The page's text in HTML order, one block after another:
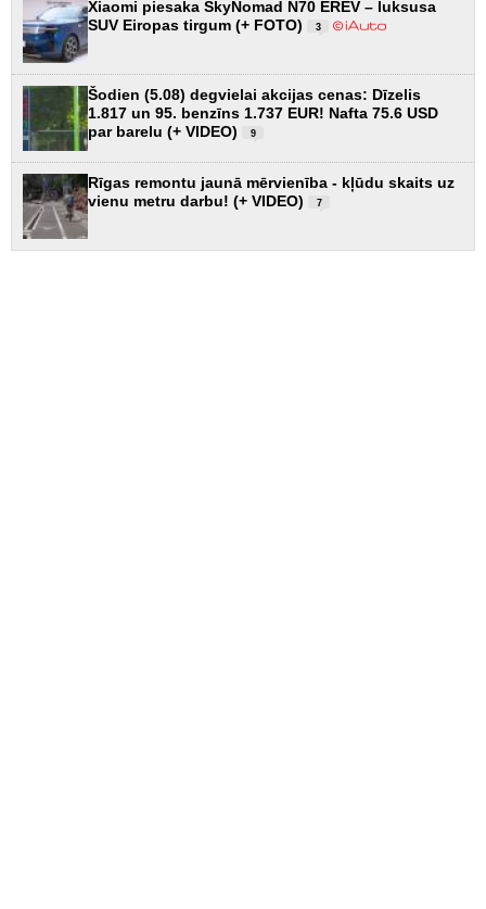
Xiaomi piesaka SkyNomad N70 EREV – luksusa
SUV Eiropas tirgum (+ FOTO)
3
Šodien (5.08) degvielai akcijas cenas: Dīzelis
1.817 un 95. benzīns 1.737 EUR! Nafta 75.6 USD
par barelu (+ VIDEO)
9
Rīgas remontu jaunā mērvienība - kļūdu skaits uz
vienu metru darbu! (+ VIDEO)
7